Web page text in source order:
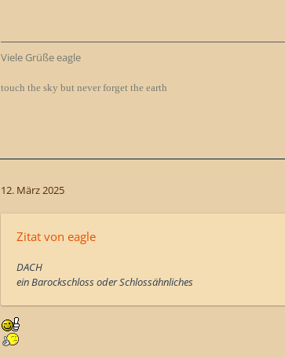
Viele Grüße eagle
touch the sky but never forget the earth
12. März 2025
Zitat von eagle
DACH
ein Barockschloss oder Schlossähnliches